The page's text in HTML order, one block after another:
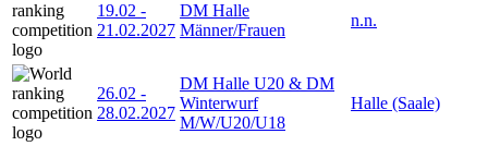
19.02 -
21.02.2027
DM Halle
Männer/Frauen
n.n.
26.02 -
28.02.2027
DM Halle U20 & DM
Winterwurf
M/W/U20/U18
Halle (Saale)